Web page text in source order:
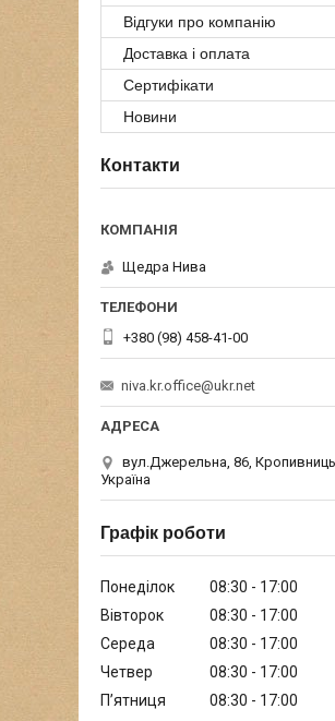
Відгуки про компанію
Доставка і оплата
Сертифікати
Новини
Контакти
Щедра Нива
+380 (98) 458-41-00
niva.kr.office@ukr.net
вул.Джерельна, 86,
Україна
Графік роботи
Понеділок 08:30
17:00
Вівторок
08:30
17:00
Середа
08:30
17:00
Четвер
08:30
17:00
Пʼятниця
08:30
17:00